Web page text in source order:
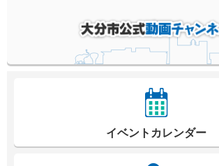
イベントカレンダー